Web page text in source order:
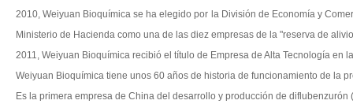
2010, Weiyuan Bioquímica se ha elegido por la División de Economía y
Ministerio de Hacienda como una de las diez empresas de la "reserva de
2011, Weiyuan Bioquímica recibió el título de Empresa de Alta Tecnología
Weiyuan Bioquímica tiene unos 60 años de historia de funcionamiento de la
Es la primera empresa de China del desarrollo y producción de